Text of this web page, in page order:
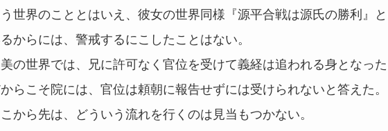
世界のこととはいえ、彼女の世界同様『源平合戦は源氏の勝利』
からには、警戒するにこしたことはない。
の世界では、兄に許可なく官位を受けて義経は追われる身となった
らこそ院には、官位は頼朝に報告せずには受けられないと答えた。
から先は、どういう流れを行くのは見当もつかない。